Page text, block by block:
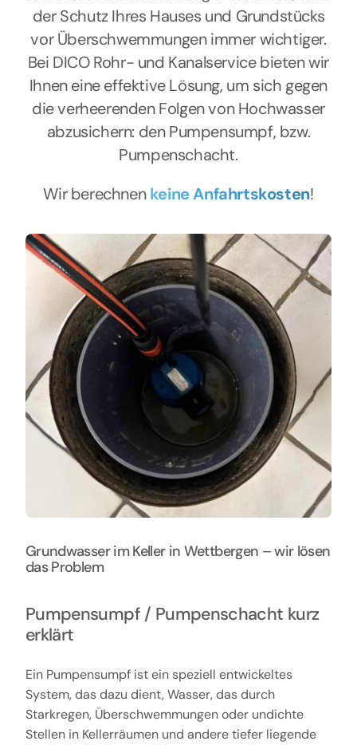
der Schutz Ihres Hauses und Grundstücks
vor Überschwemmungen immer wichtiger.
Bei DICO Rohr- und Kanalservice bieten wir
Ihnen eine effektive Lösung, um sich gegen
die verheerenden Folgen von Hochwasser
abzusichern: den Pumpensumpf, bzw.
Pumpenschacht.
Wir berechnenkeine Anfahrtskosten!
Grundwasser im Keller in Wettbergen – wir lösen
das Problem
Pumpensumpf / Pumpenschacht kurz
erklärt
Ein Pumpensumpf ist ein speziell entwickeltes
System, das dazu dient, Wasser, das durch
Starkregen, Überschwemmungen oder undichte
Stellen in Kellerräumen und andere tiefer liegende